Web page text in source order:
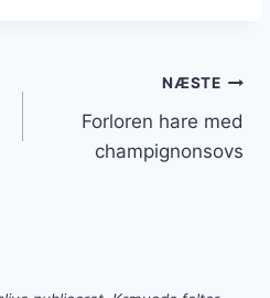
NÆSTE
Forloren hare med
champignonsovs